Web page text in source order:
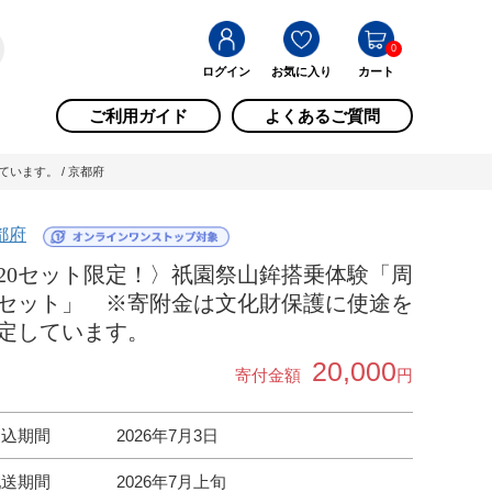
ログイン お気に入り カート
0
ご利用ガイド よくあるご質問
います。 / 京都府
府
20セット限定！〉祇園祭山鉾搭乗体験「周
ット」 ※寄附金は文化財保護に使途を
しています。
寄付金額 20,000円
期間 2026年7月3日
期間 2026年7月上旬